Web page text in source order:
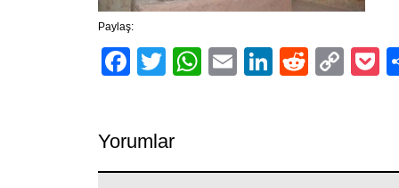
Paylaş:
Facebook
TwitterWhatsApp
EmailLinkedIn
Reddit
Yorumlar